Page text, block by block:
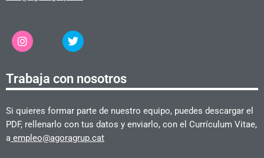
Trabaja con nosotros
Si quieres formar parte de nuestro equipo, puedes descargar el
PDF, rellenarlo con tus datos y enviarlo, con el Currículum Vitae,
a empleo@agoragrup.cat